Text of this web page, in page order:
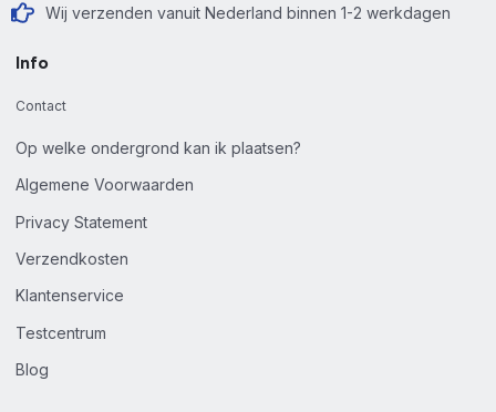
Wij verzenden vanuit Nederland binnen 1-2 werkdagen
Info
Contact
Op welke ondergrond kan ik plaatsen?
Algemene Voorwaarden
Privacy Statement
Verzendkosten
Klantenservice
Testcentrum
Blog